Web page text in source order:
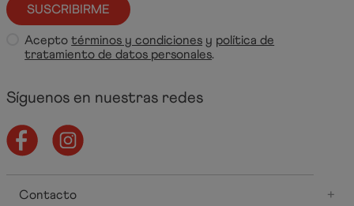
SUSCRIBIRME
Aceptotérminos y condiciones y política de
tratamiento de datos personales.
Síguenos en nuestras redes
Contacto +